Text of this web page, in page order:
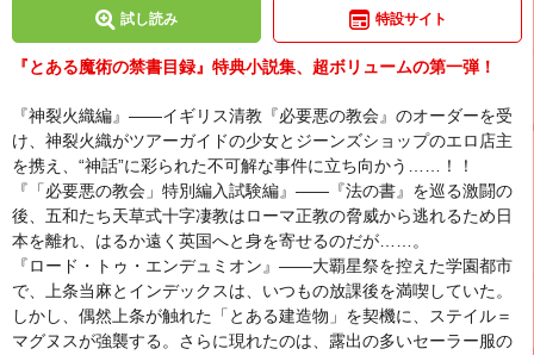
試し読み 特設サイト
『とある魔術の禁書目録』特典小説集、超ボリュームの第一弾！
『神裂火織編』――イギリス清教『必要悪の教会』のオーダーを受
け、神裂火織がツアーガイドの少女とジーンズショップのエロ店主
を携え、“神話”に彩られた不可解な事件に立ち向かう……！！
『「必要悪の教会」特別編入試験編』――『法の書』を巡る激闘の
後、五和たち天草式十字凄教はローマ正教の脅威から逃れるため日
本を離れ、はるか遠く英国へと身を寄せるのだが……。
『ロード・トゥ・エンデュミオン』――大覇星祭を控えた学園都市
で、上条当麻とインデックスは、いつもの放課後を満喫していた。
しかし、偶然上条が触れた「とある建造物」を契機に、ステイル＝
マグヌスが強襲する。さらに現れたのは、露出の多いセーラー服の